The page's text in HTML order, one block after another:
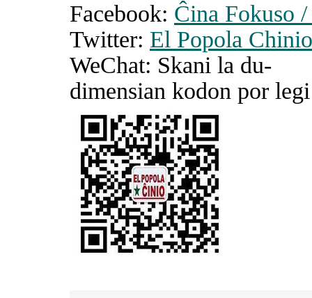
Facebook: Ĉina Fokuso
Twitter: El Popola Chinio
WeChat: Skani la du-
dimensian kodon por